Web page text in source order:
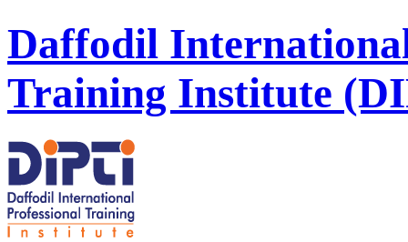
Daffodil
Training Institute